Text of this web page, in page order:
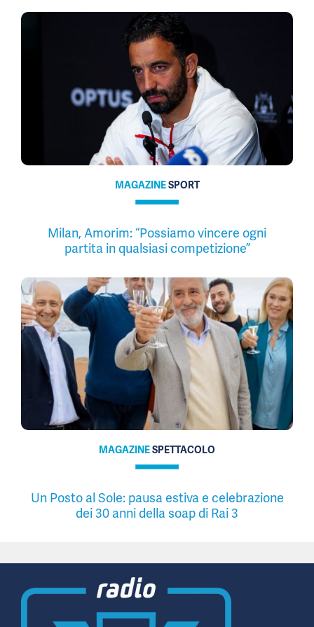
MAGAZINESPORT
Milan, Amorim: “Possiamo vincere ogni
partita in qualsiasi competizione”
MAGAZINESPETTACOLO
Un Posto al Sole: pausa estiva e celebrazione
dei 30 anni della soap di Rai 3